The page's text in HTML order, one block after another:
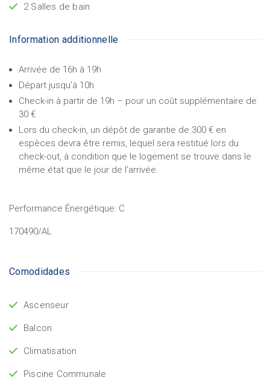
2 Salles de bain
Information additionnelle
Arrivée de 16h à 19h
Départ jusqu’à 10h
Check-in à partir de 19h – pour un coût supplémentaire de
30 €
Lors du check-in, un dépôt de garantie de 300 € en
espèces devra être remis, lequel sera restitué lors du
check-out, à condition que le logement se trouve dans le
même état que le jour de l’arrivée.
Performance Énergétique: C
170490/AL
Comodidades
Ascenseur
Balcon
Climatisation
Piscine Communale